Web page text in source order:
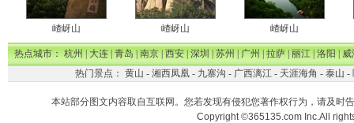
嵖岈山 嵖岈山 嵖岈山
热点城市：杭州|大连|青岛|南京|西安|深圳|苏州|广州|拉萨|丽江|洛阳|威
热门景点： 黄山 - 湘西凤凰- 九寨沟 - 广西漓江- 天涯海角 - 泰山 -
本站部分图文内容取自互联网。您若发现有侵犯您著作权行为，请及时
Copyright ©365135.com Inc.All